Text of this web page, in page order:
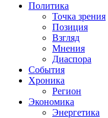
Политика
Точка зрения
Позиция
Взгляд
Мнения
Диаспора
События
Хроника
Регион
Экономика
Энергетика